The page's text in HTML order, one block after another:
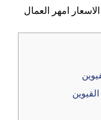
امهر العمال